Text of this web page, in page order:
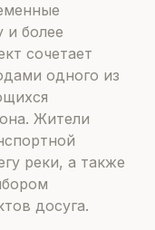
и более
сочетает
одного из
Жители
реки, а также
досуга.